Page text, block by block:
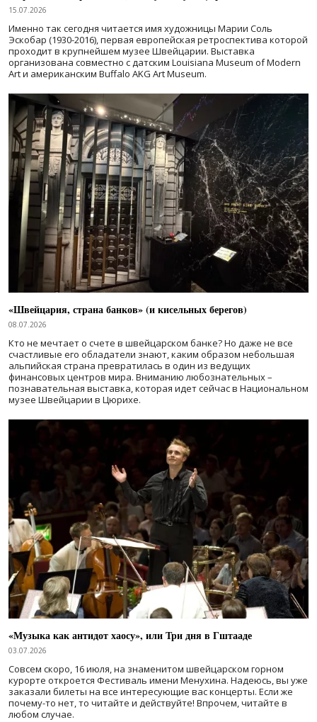
15.07.2026
Именно так сегодня читается имя художницы Марии Соль
Эскобар (1930-2016), первая европейская ретроспектива которой
проходит в крупнейшем музее Швейцарии. Выставка
организована совместно с датским Louisiana Museum of Modern
Art и американским Buffalo AKG Art Museum.
«Швейцария, страна банков» (и кисельных берегов)
08.07.2026
Кто не мечтает о счете в швейцарском банке? Но даже не все
счастливые его обладатели знают, каким образом небольшая
альпийская страна превратилась в один из ведущих
финансовых центров мира. Вниманию любознательных –
познавательная выставка, которая идет сейчас в Национальном
музее Швейцарии в Цюрихе.
«Музыка как антидот хаосу», или Три дня в Гштааде
03.07.2026
Совсем скоро, 16 июля, на знаменитом швейцарском горном
курорте откроется Фестиваль имени Менухина. Надеюсь, вы уже
заказали билеты на все интересующие вас концерты. Если же
почему-то нет, то читайте и действуйте! Впрочем, читайте в
любом случае.